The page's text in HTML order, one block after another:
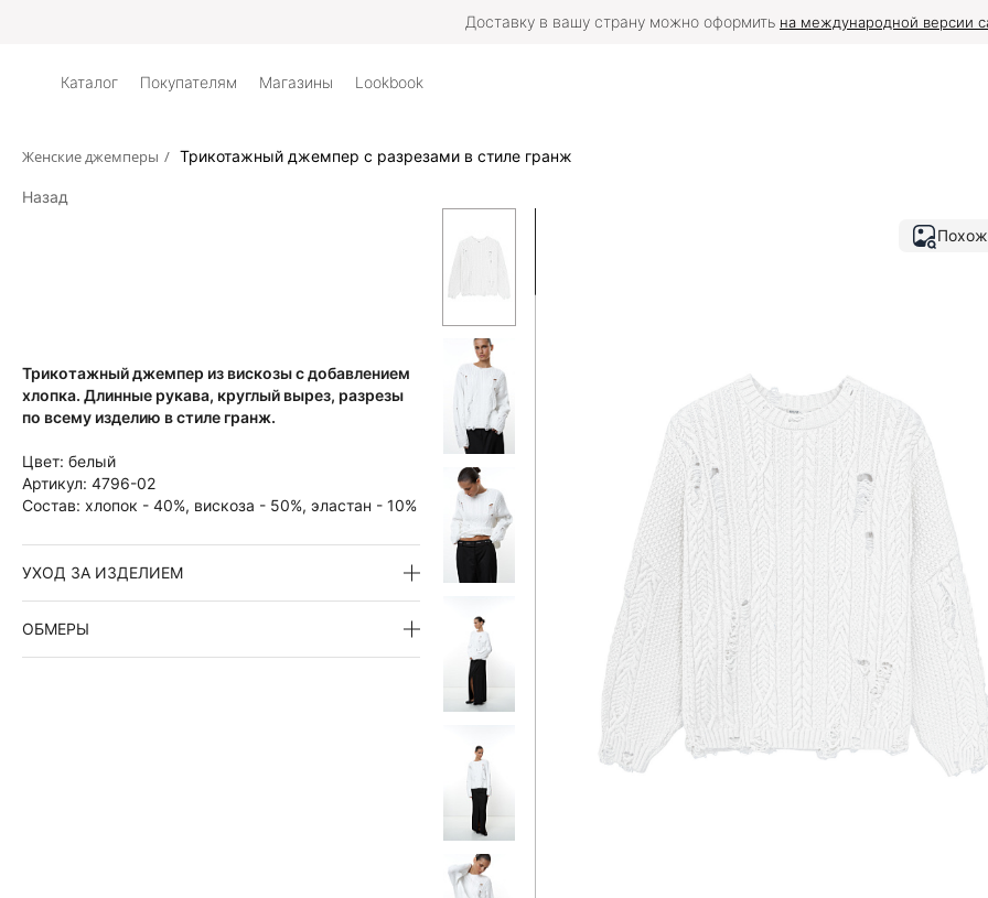
Доставку в вашу страну можно оформить на международной версии
Каталог Покупателям Магазины Lookbook
Женские джемперы / Трикотажный джемпер с разрезами в стиле гранж
Назад
Трикотажный джемпер из вискозы с добавлением
хлопка. Длинные рукава, круглый вырез, разрезы
по всему изделию в стиле гранж.
Цвет: белый
Артикул: 4796-02
Состав: хлопок - 40%, вискоза - 50%, эластан - 10%
УХОД ЗА ИЗДЕЛИЕМ
ОБМЕРЫ